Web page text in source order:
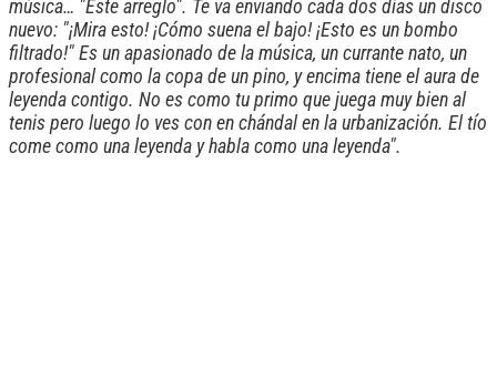
música… "Este arreglo". Te va enviando cada dos días un disco
nuevo: "¡Mira esto! ¡Cómo suena el bajo! ¡Esto es un bombo
filtrado!" Es un apasionado de la música, un currante nato, un
profesional como la copa de un pino, y encima tiene el aura de
leyenda contigo. No es como tu primo que juega muy bien al
tenis pero luego lo ves con en chándal en la urbanización. El tío
come como una leyenda y habla como una leyenda".